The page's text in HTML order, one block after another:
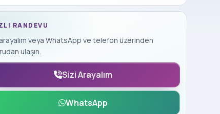
RANDEVU
veya WhatsApp ve telefon üzerinden
ulaşın.
Sizi Arayalım
WhatsApp